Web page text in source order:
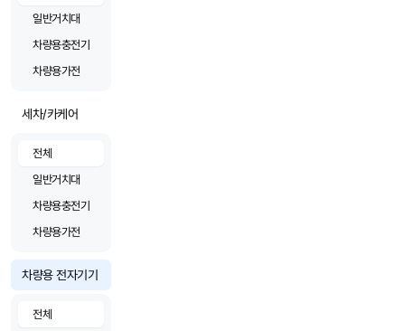
일반거치대
차량용충전기
차량용가전
세차/카케어
전체
일반거치대
차량용충전기
차량용가전
차량용 전자기기
전체